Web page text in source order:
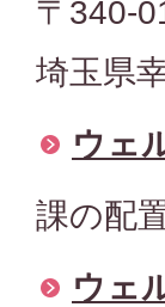
〒340-
埼玉県
ウェ
課の配
ウェ